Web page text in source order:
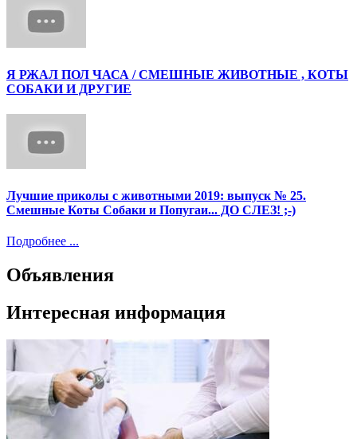
Я РЖАЛ ПОЛ ЧАСА / СМЕШНЫЕ ЖИВОТНЫЕ , КОТЫ
СОБАКИ И ДРУГИЕ
Лучшие приколы с животными 2019: выпуск № 25.
Смешные Коты Собаки и Попугаи... ДО СЛЕЗ! ;-)
Подробнее ...
Объявления
Интересная информация